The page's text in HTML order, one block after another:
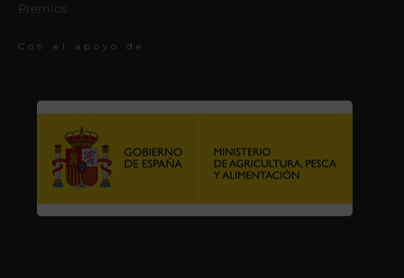
Premios
Con el apoyo de: